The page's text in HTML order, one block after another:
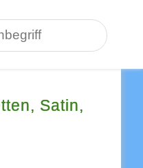
Satin,